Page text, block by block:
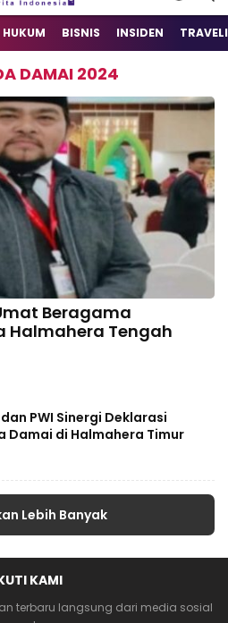
HUKUM BISNIS INSIDEN
DAMAI 2024
Beragama
Halmahera Tengah
PWI Sinergi Deklarasi
Damai di Halmahera Timur
Lebih Banyak
KAMI
terbaru langsung dari media sosial